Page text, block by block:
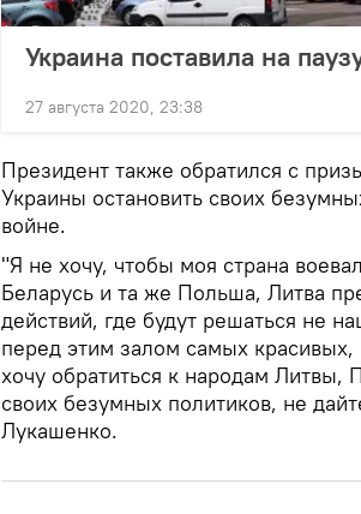
Украина поставила на
27 августа 2020, 23:38
Президент также обратился с
Украины остановить своих
войне.
"Я не хочу, чтобы моя страна
Беларусь и та же Польша, Литва
действий, где будут решаться не
перед этим залом самых
хочу обратиться к народам Литвы,
своих безумных политиков, не
Лукашенко.